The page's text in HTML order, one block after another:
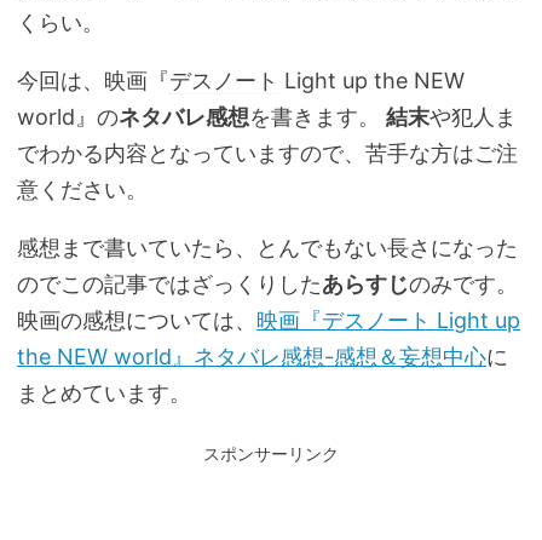
くらい。
今回は、映画『デスノート Light up the NEW
world』のネタバレ感想を書きます。 結末や犯人ま
でわかる内容となっていますので、苦手な方はご注
意ください。
感想まで書いていたら、とんでもない長さになった
のでこの記事ではざっくりしたあらすじのみです。
映画の感想については、 映画『デスノート Light up
the NEW world』ネタバレ感想-感想＆妄想中心に
まとめています。
スポンサーリンク